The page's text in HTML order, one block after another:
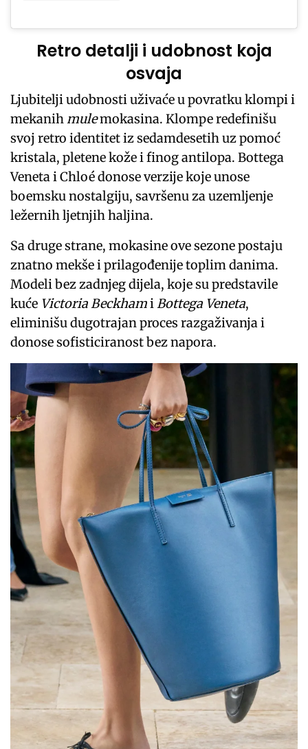
Retro detalji i udobnost koja
osvaja
Ljubitelji udobnosti uživaće u povratku klompi i
mekanih mulemokasina. Klompe redefinišu
svoj retro identitet iz sedamdesetih uz pomoć
kristala, pletene kože i finog antilopa. Bottega
Veneta i Chloé donose verzije koje unose
boemsku nostalgiju, savršenu za uzemljenje
ležernih ljetnjih haljina.
Sa druge strane, mokasine ove sezone postaju
znatno mekše i prilagođenije toplim danima.
Modeli bez zadnjeg dijela, koje su predstavile
kuće Victoria BeckhamiBottega Veneta,
eliminišu dugotrajan proces razgaživanja i
donose sofisticiranost bez napora.